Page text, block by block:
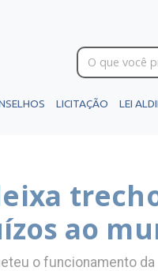
LICITAÇÃO LEI
ao
o funcionamento